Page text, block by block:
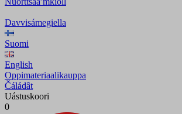
Davvisámegiella
Suomi
English
Oppimateriaalikauppa
Čáládât
Uástuskoori
0